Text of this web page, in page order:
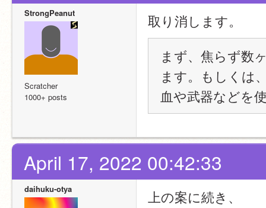
StrongPeanut
Scratcher
1000+ posts
取り消します。
まず、焦らず数
ます。もしくは
血や武器などを
April 17, 2022 00:42:33
daihuku-otya
上の案に続き、